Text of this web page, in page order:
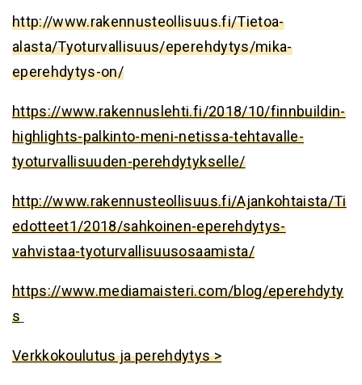
http://www.rakennusteollisuus.fi/Tietoa-
alasta/Tyoturvallisuus/eperehdytys/mika-
eperehdytys-on/
https://www.rakennuslehti.fi/2018/10/finnbuildin-
highlights-palkinto-meni-netissa-tehtavalle-
tyoturvallisuuden-perehdytykselle/
http://www.rakennusteollisuus.fi/Ajankohtaista/Ti
edotteet1/2018/sahkoinen-eperehdytys-
vahvistaa-tyoturvallisuusosaamista/
https://www.mediamaisteri.com/blog/eperehdyty
s
Verkkokoulutus ja perehdytys >